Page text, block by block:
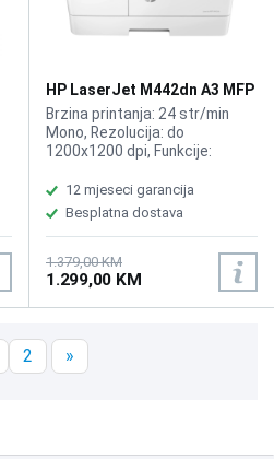
HP LaserJet M442dn A3 MFP
printer 8AF71A
Brzina printanja: 24 str/min
Mono, Rezolucija: do
1200x1200 dpi, Funkcije:
Kompatibilno sa HP toner 335A
W1335A, 335X W1335X,
BLACK
12 mjeseci garancija
Besplatna dostava
1.379,00 KM
1.299,00 KM
2 »